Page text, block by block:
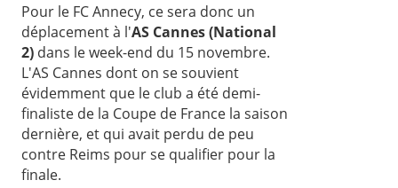
Pour le FC Annecy, ce sera donc un
déplacement à l'AS Cannes (National
2) dans le week-end du 15 novembre.
L'AS Cannes dont on se souvient
évidemment que le club a été demi-
finaliste de la Coupe de France la saison
dernière, et qui avait perdu de peu
contre Reims pour se qualifier pour la
finale.